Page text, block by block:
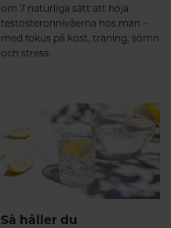
om 7 naturliga sätt att höja
testosteronnivåerna hos män –
med fokus på kost, träning, sömn
och stress.
Så håller du